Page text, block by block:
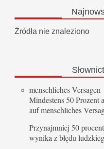
Źródła nie znaleziono
menschliches Versagen
Mindestens 50 Prozent
auf menschliches
Przynajmniej 50
wynika z błędu